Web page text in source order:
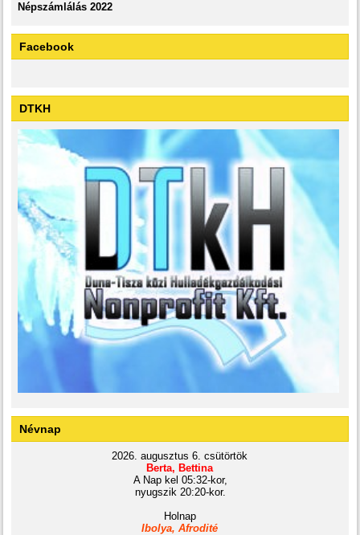
Népszámlálás 2022
Facebook
DTKH
Névnap
2026. augusztus 6. csütörtök
Berta, Bettina
A Nap kel 05:32-kor,
nyugszik 20:20-kor.
Holnap
Ibolya, Afrodité